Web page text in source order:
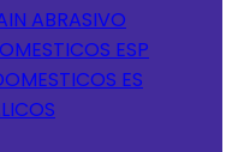
ABRASIVO
ESP
ES